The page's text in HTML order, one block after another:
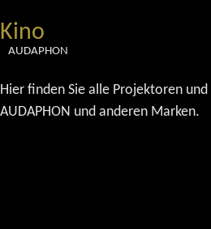
Kino
AUDAPHON
Hier finden Sie alle Projektoren
AUDAPHON und anderen Marken.